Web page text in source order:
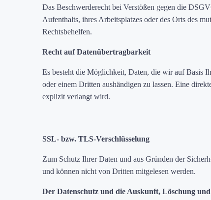
Das Beschwerderecht bei Verstößen gegen die
Aufenthalts, ihres Arbeitsplatzes oder des Orts des
Rechtsbehelfen.
Recht auf Datenübertragbarkeit
Es besteht die Möglichkeit, Daten, die wir auf Basis
oder einem Dritten aushändigen zu lassen. Eine
explizit verlangt wird.
SSL- bzw. TLS-Verschlüsselung
Zum Schutz Ihrer Daten und aus Gründen der
und können nicht von Dritten mitgelesen werden.
Der Datenschutz und die Auskunft, Löschung